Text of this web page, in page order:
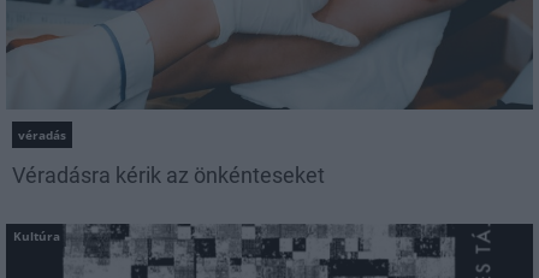
véradás
Véradásra kérik az önkénteseket
Kultúra